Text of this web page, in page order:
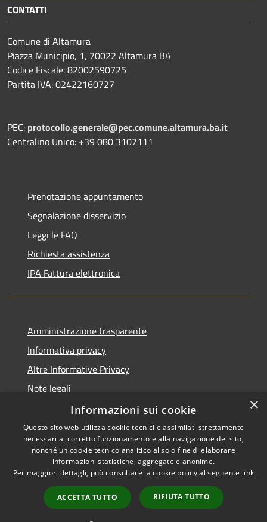
CONTATTI
Comune di Altamura
Piazza Municipio, 1, 70022 Altamura BA
Codice Fiscale: 82002590725
Partita IVA: 02422160727
PEC: protocollo.generale@pec.comune.altamura.ba.it
Centralino Unico: +39 080 3107111
Prenotazione appuntamento
Segnalazione disservizio
Leggi le FAQ
Richiesta assistenza
IPA Fattura elettronica
Amministrazione trasparente
Informativa privacy
Altre Informative Privacy
Note legali
Dichiarazione di accessibilità
RSS
Accessibilità
Copyright © 2026 • Comune di
Municipium•
Accesso
redazione
×
Informazioni sui cookie
Questo sito web utilizza cookie tecnici e assimilati strettamente
necessari al corretto funzionamento e alla navigazione del sito,
nonché un cookie tecnico analitico al solo fine di elaborare
informazioni statistiche, aggregate e anonime.
Per maggiori dettagli, può consultare la cookie policy al seguente link
ACCETTA TUTTO RIFIUTA TUTTO